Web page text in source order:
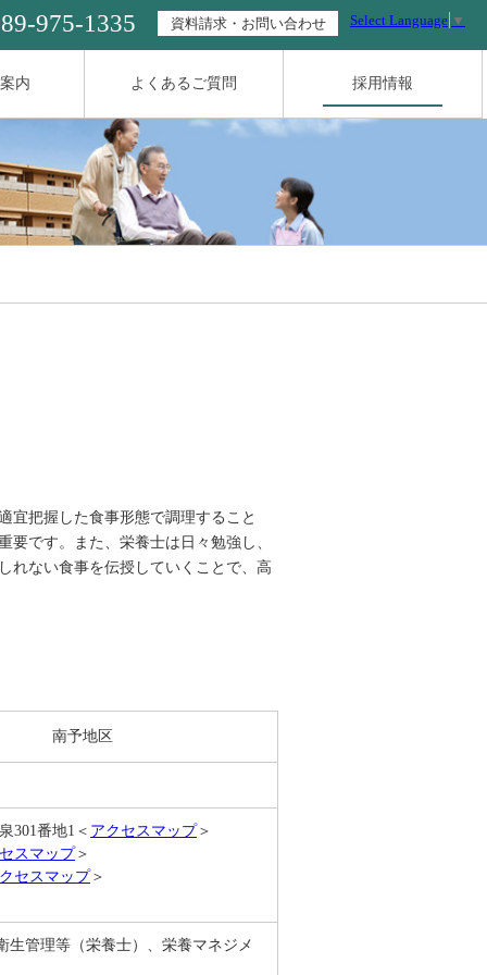
内 よくあるご質問 採用情報
975-1335 資料請求・お問い合わせ Select Language ▼
宜把握した食事形態で調理すること
です。また、栄養士は日々勉強し、
れない食事を伝授していくことで、高
南予地区
301番地1＜ アクセスマップ＞
スマップ＞
セスマップ＞
生管理等（栄養士）、栄養マネジメ